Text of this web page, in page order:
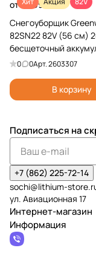
от 49 990 ₽
Снегоуборщик
82SN22 82V (56 см)
бесщеточный
0 0Арт.2603307
В корзину
Подписаться на
+7 (862) 225-72-14
sochi@lithium-
ул. Авиационная 17
Интернет-магазин
Информация